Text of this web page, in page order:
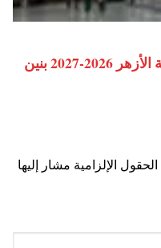
جميع توقعات تنسيق كليات جامعة الأزهر 2026-2027 بنين
الحقول الإلزامية مشار إليها